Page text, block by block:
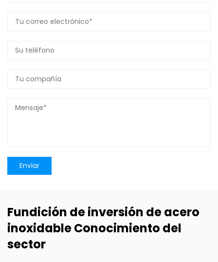
Fundición de inversión de acero
inoxidable Conocimiento del
sector